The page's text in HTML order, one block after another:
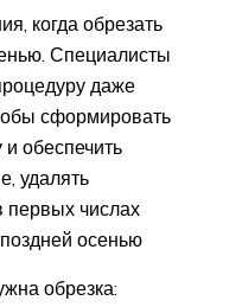
когда обрезать
Специалисты
даже
сформировать
обеспечить
удалять
первых числах
осенью
обрезка: